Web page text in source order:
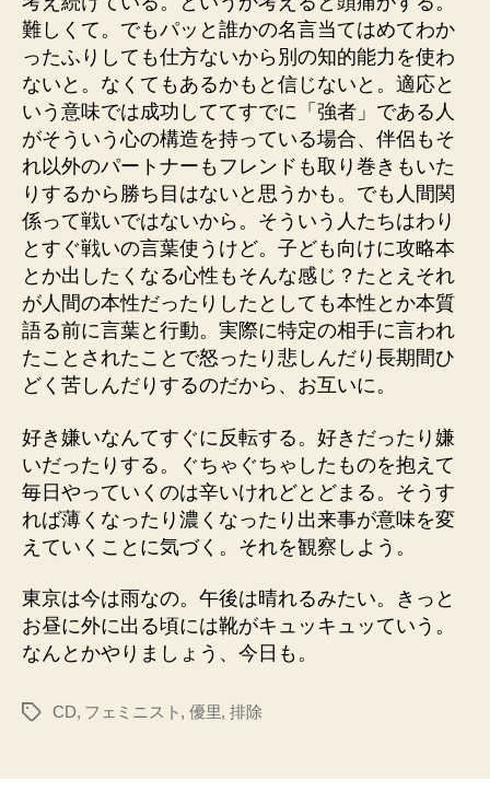
難しくて。でもパッと誰かの名言当てはめてわか
ったふりしても仕方ないから別の知的能力を使わ
ないと。なくてもあるかもと信じないと。適応と
いう意味では成功しててすでに「強者」である人
がそういう心の構造を持っている場合、伴侶もそ
れ以外のパートナーもフレンドも取り巻きもいた
りするから勝ち目はないと思うかも。でも人間関
係って戦いではないから。そういう人たちはわり
とすぐ戦いの言葉使うけど。子ども向けに攻略本
とか出したくなる心性もそんな感じ？たとえそれ
が人間の本性だったりしたとしても本性とか本質
語る前に言葉と行動。実際に特定の相手に言われ
たことされたことで怒ったり悲しんだり長期間ひ
どく苦しんだりするのだから、お互いに。
好き嫌いなんてすぐに反転する。好きだったり嫌
いだったりする。ぐちゃぐちゃしたものを抱えて
毎日やっていくのは辛いけれどとどまる。そうす
れば薄くなったり濃くなったり出来事が意味を変
えていくことに気づく。それを観察しよう。
東京は今は雨なの。午後は晴れるみたい。きっと
お昼に外に出る頃には靴がキュッキュッていう。
なんとかやりましょう、今日も。
タ
CD, フェミニスト , 優里, 排除